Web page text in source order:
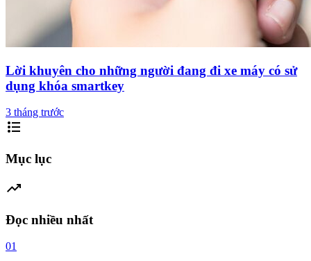
Lời khuyên cho những người đang đi xe máy có sử
dụng khóa smartkey
3 tháng trước
format_list_bulleted
Mục lục
trending_up
Đọc nhiều nhất
01